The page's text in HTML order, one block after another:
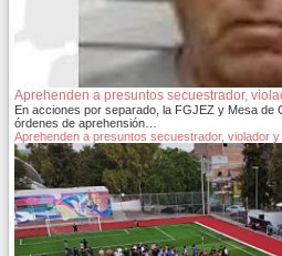
Aprehenden a presuntos secuestrador,
En acciones por separado, la FGJEZ y Mesa de
órdenes de aprehensión…
Aprehenden a presuntos secuestrador, violador